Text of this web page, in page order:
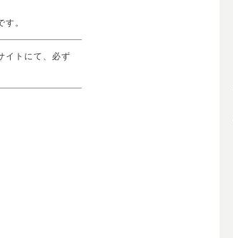
。
イトにて、必ず